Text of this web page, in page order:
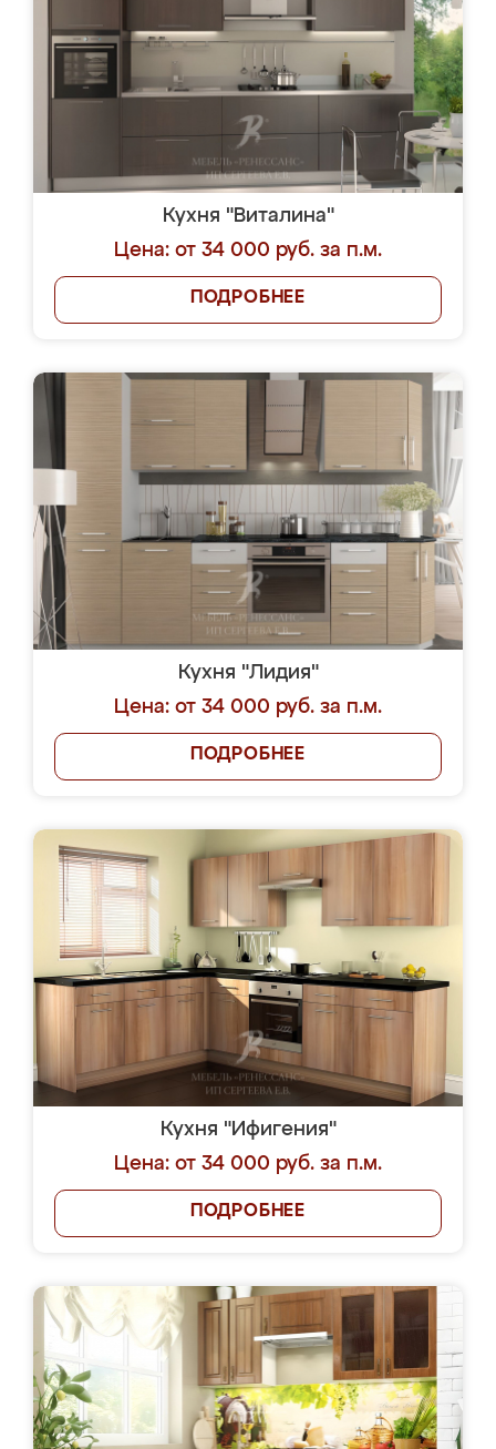
Кухня "Виталина"
Цена: от 34 000 руб. за п.м.
ПОДРОБНЕЕ
Кухня "Лидия"
Цена: от 34 000 руб. за п.м.
ПОДРОБНЕЕ
Кухня "Ифигения"
Цена: от 34 000 руб. за п.м.
ПОДРОБНЕЕ